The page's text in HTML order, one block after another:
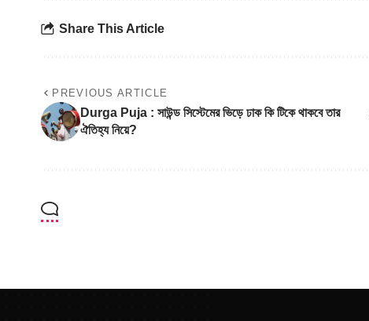
Share This Article
PREVIOUS ARTICLE
Durga Puja : সাউন্ড সিস্টেমের ভিড়ে ঢাক কি টিকে থাকবে তার
ঐতিহ্য নিয়ে?